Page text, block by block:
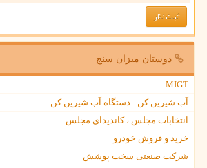
دوستان میزان سنج
MIGT
آب شیرین کن - دستگاه آب شیرین کن
انتخابات مجلس ، کاندیدای مجلس
خرید و فروش خودرو
شرکت صنعتی سخت پوشش